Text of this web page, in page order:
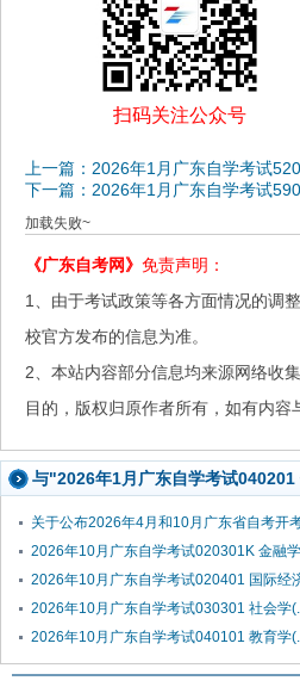
扫码关注公众号
上一篇：2026年1月广东自学考试
下一篇：2026年1月广东自学考试
加载失败~
《广东自考网》 免责声明：
1、由于考试政策等各方面情况的调
校官方发布的信息为准。
2、本站内容部分信息均来源网络收
目的，版权归原作者所有，如有内
与"2026年1月广东自学考试
关于公布2026年4月和10月广东省自考开
2026年10月广东自学考试020301K 金融
2026年10月广东自学考试020401 国际经
2026年10月广东自学考试030301 社会学
2026年10月广东自学考试040101 教育学